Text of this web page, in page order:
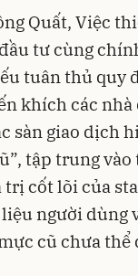
Quất, Việc
tư cùng
tuân thủ quy
khích các
sàn giao dịch
tập trung
cốt lõi của
người dùng
cũ chưa